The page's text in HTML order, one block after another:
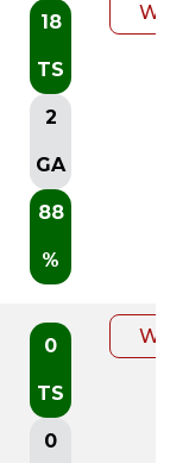
18
TS
2
GA
88
%
0
TS
0